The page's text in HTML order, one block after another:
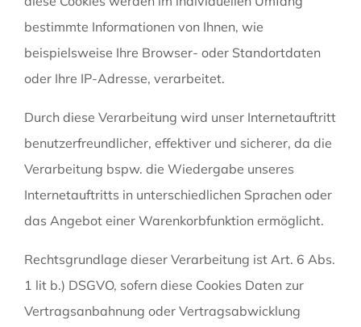
bestimmte Informationen von Ihnen, wie
beispielsweise Ihre Browser- oder Standortdaten
oder Ihre IP-Adresse, verarbeitet.
Durch diese Verarbeitung wird unser Internetauftritt
benutzerfreundlicher, effektiver und sicherer, da die
Verarbeitung bspw. die Wiedergabe unseres
Internetauftritts in unterschiedlichen Sprachen oder
das Angebot einer Warenkorbfunktion ermöglicht.
Rechtsgrundlage dieser Verarbeitung ist Art. 6 Abs.
1 lit b.) DSGVO, sofern diese Cookies Daten zur
Vertragsanbahnung oder Vertragsabwicklung